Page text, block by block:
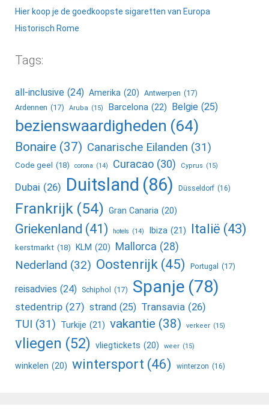
Hier koop je de goedkoopste sigaretten van Europa
Historisch Rome
Tags:
all-inclusive (24) Amerika (20) Antwerpen (17)
Ardennen (17) Aruba (15) Barcelona (22) Belgie (25)
bezienswaardigheden (64)
Bonaire (37) Canarische Eilanden (31)
Code geel (18) corona (14) Curacao (30) Cyprus (15)
Dubai (26) Duitsland (86) Düsseldorf (16)
Frankrijk (54) Gran Canaria (20)
Griekenland (41) hotels (14) Ibiza (21) Italië (43)
kerstmarkt (18) KLM (20) Mallorca (28)
Nederland (32) Oostenrijk (45) Portugal (17)
reisadvies (24) Schiphol (17) Spanje (78)
stedentrip (27) strand (25) Transavia (26)
TUI (31) Turkije (21) vakantie (38) verkeer (15)
vliegen (52) vliegtickets (20) weer (15)
winkelen (20) wintersport (46) winterzon (16)